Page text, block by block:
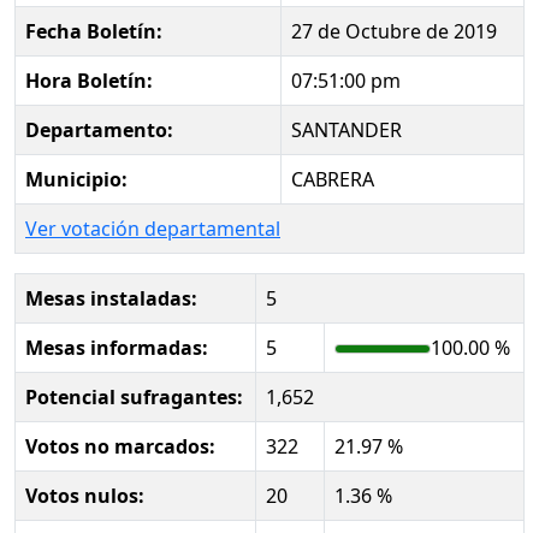
Fecha Boletín:
27 de Octubre de 2019
Hora Boletín:
07:51:00 pm
Departamento:
SANTANDER
Municipio:
CABRERA
Ver votación departamental
Mesas instaladas:
5
Mesas informadas:
5
100.00 %
Potencial sufragantes:
1,652
Votos no marcados:
322
21.97 %
Votos nulos:
20
1.36 %